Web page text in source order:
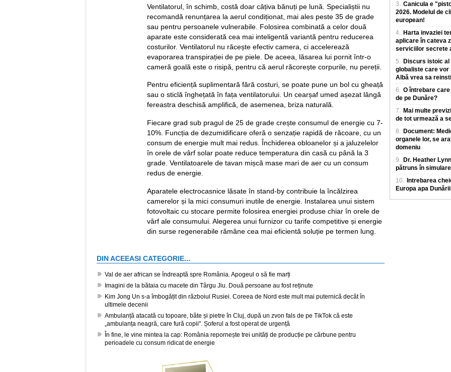
Ventilatorul, în schimb, costă doar câțiva bănuți pe lună. Specialiștii nu
recomandă renunțarea la aerul condiționat, mai ales peste 35 de grade
sau pentru persoanele vulnerabile. Folosirea combinată a celor două
aparate este considerată cea mai inteligentă variantă pentru reducerea
costurilor. Ventilatorul nu răcește efectiv camera, ci accelerează
evaporarea transpirației de pe piele. De aceea, lăsarea lui pornit într-o
cameră goală este o risipă, pentru că aerul răcorește corpurile, nu pereții.
Pentru eficiență suplimentară fără costuri, se poate pune un bol cu gheață
sau o sticlă înghețată în fața ventilatorului. Un cearșaf umed așezat lângă
fereastra deschisă amplifică, de asemenea, briza naturală.
Fiecare grad sub pragul de 25 de grade crește consumul de energie cu 7-
10%. Funcția de dezumidificare oferă o senzație rapidă de răcoare, cu un
consum de energie mult mai redus. Închiderea obloanelor și a jaluzelelor
în orele de vârf solar poate reduce temperatura din casă cu până la 3
grade. Ventilatoarele de tavan mișcă mase mari de aer cu un consum
redus de energie.
Aparatele electrocasnice lăsate în stand-by contribuie la încălzirea
camerelor și la mici consumuri inutile de energie. Instalarea unui sistem
fotovoltaic cu stocare permite folosirea energiei produse chiar în orele de
vârf ale consumului. Alegerea unui furnizor cu tarife competitive și energie
din surse regenerabile rămâne cea mai eficientă soluție pe termen lung.
DIN ACEEASI CATEGORIE...
Val de aer african se îndreaptă spre România. Apogeul o să fie marți
Imagini de la bătaia cu macete din Târgu Jiu. Două persoane au fost reținute
Kim Jong Un s-a îmbogățit din războiul Rusiei. Coreea de Nord este mult mai puternică decât în
ultimele decenii
Ambulanță atacată cu topoare, bâte și pietre în Cluj, după un zvon fals de pe TikTok că este
„ambulanța neagră, care fură copii". Șoferul a fost operat de urgență
În fine, le vine mintea la cap: România repornește trei unități de producție pe cărbune pentru
perioadele cu consum ridicat de energie
crezut un zvon
3. Canicula e
2026. Modelul de
european!
4. Harta invaziei
aplicare în cateva
serviciilor secrete
5. Discurs istoic
globaliste care vor
Albă vrea sa
6. O întrebare
de pe Dunăre?
7. Mai multe
de tot urmează a
8. Document:
organele lor, se
domeniu
9. Dr. Heather
pătruns în
10. Intrebarea
Europa apa